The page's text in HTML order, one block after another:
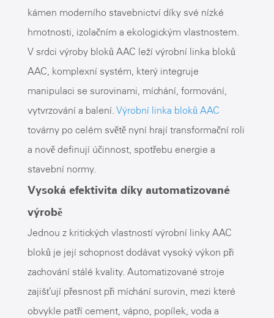
kámen moderního stavebnictví díky své nízké
hmotnosti, izolačním a ekologickým vlastnostem.
V srdci výroby bloků AAC leží výrobní linka bloků
AAC, komplexní systém, který integruje
manipulaci se surovinami, míchání, formování,
vytvrzování a balení. Výrobní linka bloků AAC
továrny po celém světě nyní hrají transformační roli
a nově definují účinnost, spotřebu energie a
stavební normy.
Vysoká efektivita díky automatizované
výrobě
Jednou z kritických vlastností výrobní linky AAC
bloků je její schopnost dodávat vysoký výkon při
zachování stálé kvality. Automatizované stroje
zajišťují přesnost při míchání surovin, mezi které
obvykle patří cement, vápno, popílek, voda a